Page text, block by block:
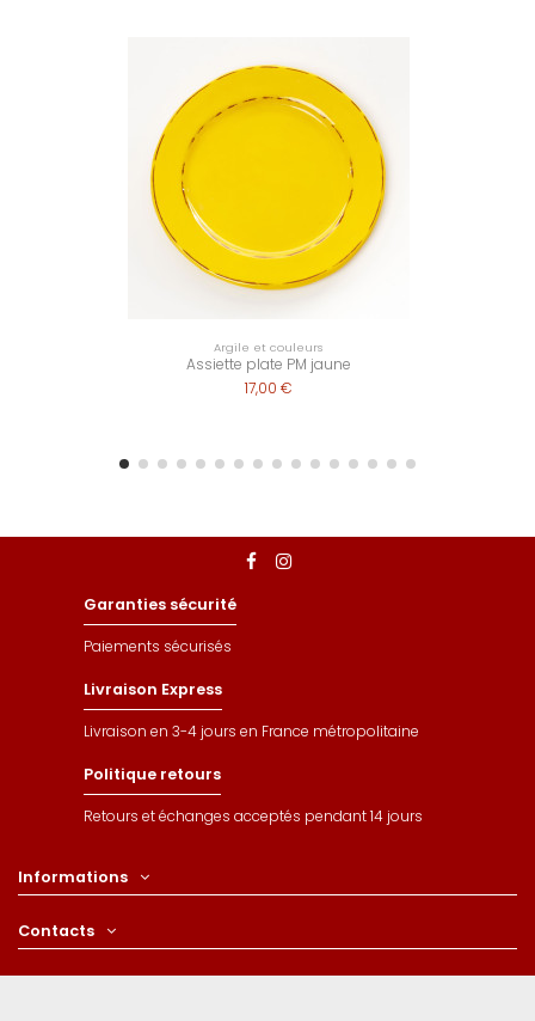
Argile et couleurs
Assiette plate PM jaune
17,00 €
Garanties sécurité
Paiements sécurisés
Livraison Express
Livraison en 3-4 jours en France métropolitaine
Politique retours
Retours et échanges acceptés pendant 14 jours
Informations
Contacts